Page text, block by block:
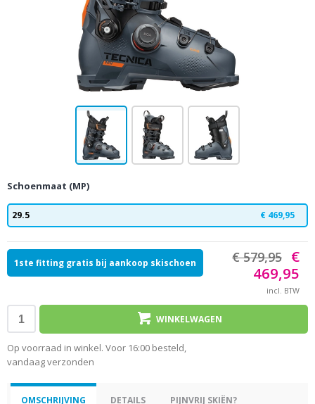
Schoenmaat (MP)
29.5 € 469,95
1ste fitting gratis bij aankoop skischoen € 579,95 €
469,95
incl. BTW
WINKELWAGEN
Op voorraad in winkel. Voor 16:00 besteld,
vandaag verzonden
OMSCHRIJVING DETAILS PIJNVRIJ SKIËN?